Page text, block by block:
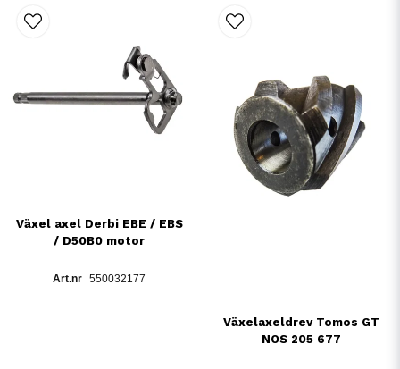
Växel axel Derbi EBE / EBS
/ D50B0 motor
550032177
Växelaxeldrev Tomos GT
NOS 205 677